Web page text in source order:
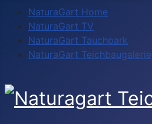
NaturaGart Home
NaturaGart TV
NaturaGart Tauchpark
NaturaGart Teichbaugalerie